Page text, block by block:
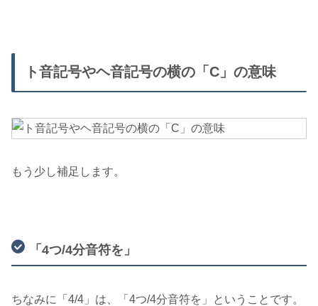
ト音記号やヘ音記号の横の「C」の意味
もう少し補足します。
「4つ/4分音符を」
ちなみに「4/4」は、「4つ/4分音符を」ということです。